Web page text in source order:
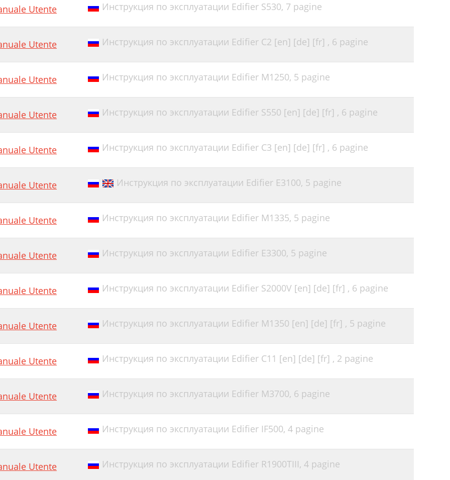
Utente Инструкция по эксплуатации Edifier S530, 7 pagine
Utente Инструкция по эксплуатации Edifier C2 [en] [de] [fr] , 6 pagine
Utente Инструкция по эксплуатации Edifier M1250, 5 pagine
Utente Инструкция по эксплуатации Edifier S550 [en] [de] [fr] , 6 pagine
Utente Инструкция по эксплуатации Edifier C3 [en] [de] [fr] , 6 pagine
Utente Инструкция по эксплуатации Edifier E3100, 5 pagine
Utente Инструкция по эксплуатации Edifier M1335, 5 pagine
Utente Инструкция по эксплуатации Edifier E3300, 5 pagine
Utente Инструкция по эксплуатации Edifier S2000V [en] [de] [fr] , 6 pagine
Utente Инструкция по эксплуатации Edifier M1350 [en] [de] [fr] , 5 pagine
Utente Инструкция по эксплуатации Edifier C11 [en] [de] [fr] , 2 pagine
Utente Инструкция по эксплуатации Edifier M3700, 6 pagine
Utente Инструкция по эксплуатации Edifier IF500, 4 pagine
Utente Инструкция по эксплуатации Edifier R1900TIII, 4 pagine